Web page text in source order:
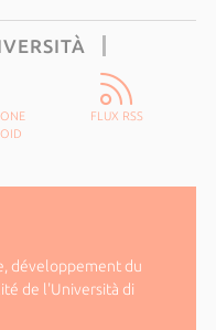
FLUX RSS
développement du
de l'Università di